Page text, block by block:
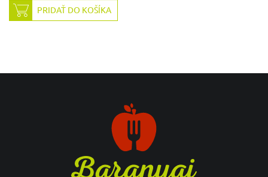
PRIDAŤ DO KOŠÍKA